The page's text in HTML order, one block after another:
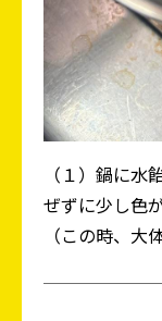
（１）鍋に
ぜずに少し色
（この時、大